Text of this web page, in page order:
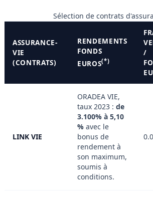
Sélection de contrats
ASSURANCE-
VIE
(CONTRATS)
RENDEMENTS
FONDS
EUROS(*)
/
LINK VIE
ORADEA VIE,
taux 2023 : de
3.100% à 5,10
% avec le
bonus de
rendement à
son maximum,
soumis à
conditions.